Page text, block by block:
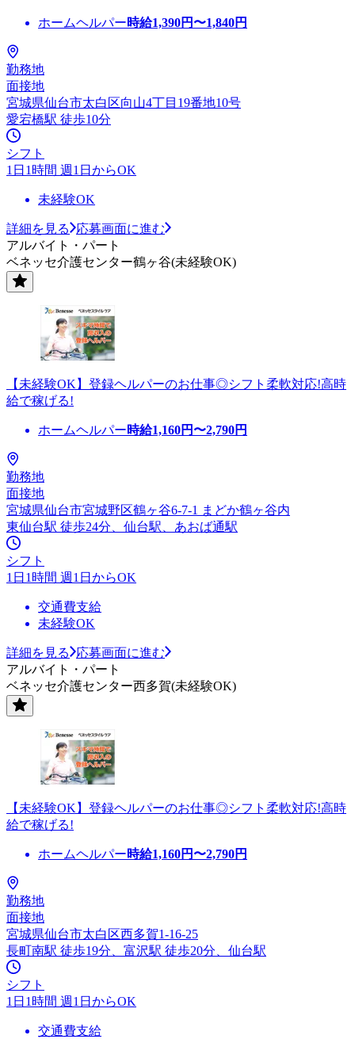
ホームヘルパー時給1,390円〜1,840円
勤務地
面接地
宮城県仙台市太白区向山4丁目19番地10号
愛宕橋駅 徒歩10分
シフト
1日1時間 週1日からOK
未経験OK
詳細を見る
応募画面に進む
アルバイト・パート
ベネッセ介護センター鶴ヶ谷(未経験OK)
【未経験OK】登録ヘルパーのお仕事◎シフト柔軟対応!高時
給で稼げる!
ホームヘルパー時給1,160円〜2,790円
勤務地
面接地
宮城県仙台市宮城野区鶴ヶ谷6-7-1 まどか鶴ヶ谷内
東仙台駅 徒歩24分、仙台駅、あおば通駅
シフト
1日1時間 週1日からOK
交通費支給
未経験OK
詳細を見る
応募画面に進む
アルバイト・パート
ベネッセ介護センター西多賀(未経験OK)
【未経験OK】登録ヘルパーのお仕事◎シフト柔軟対応!高時
給で稼げる!
ホームヘルパー時給1,160円〜2,790円
勤務地
面接地
宮城県仙台市太白区西多賀1-16-25
長町南駅 徒歩19分、富沢駅 徒歩20分、仙台駅
シフト
1日1時間 週1日からOK
交通費支給